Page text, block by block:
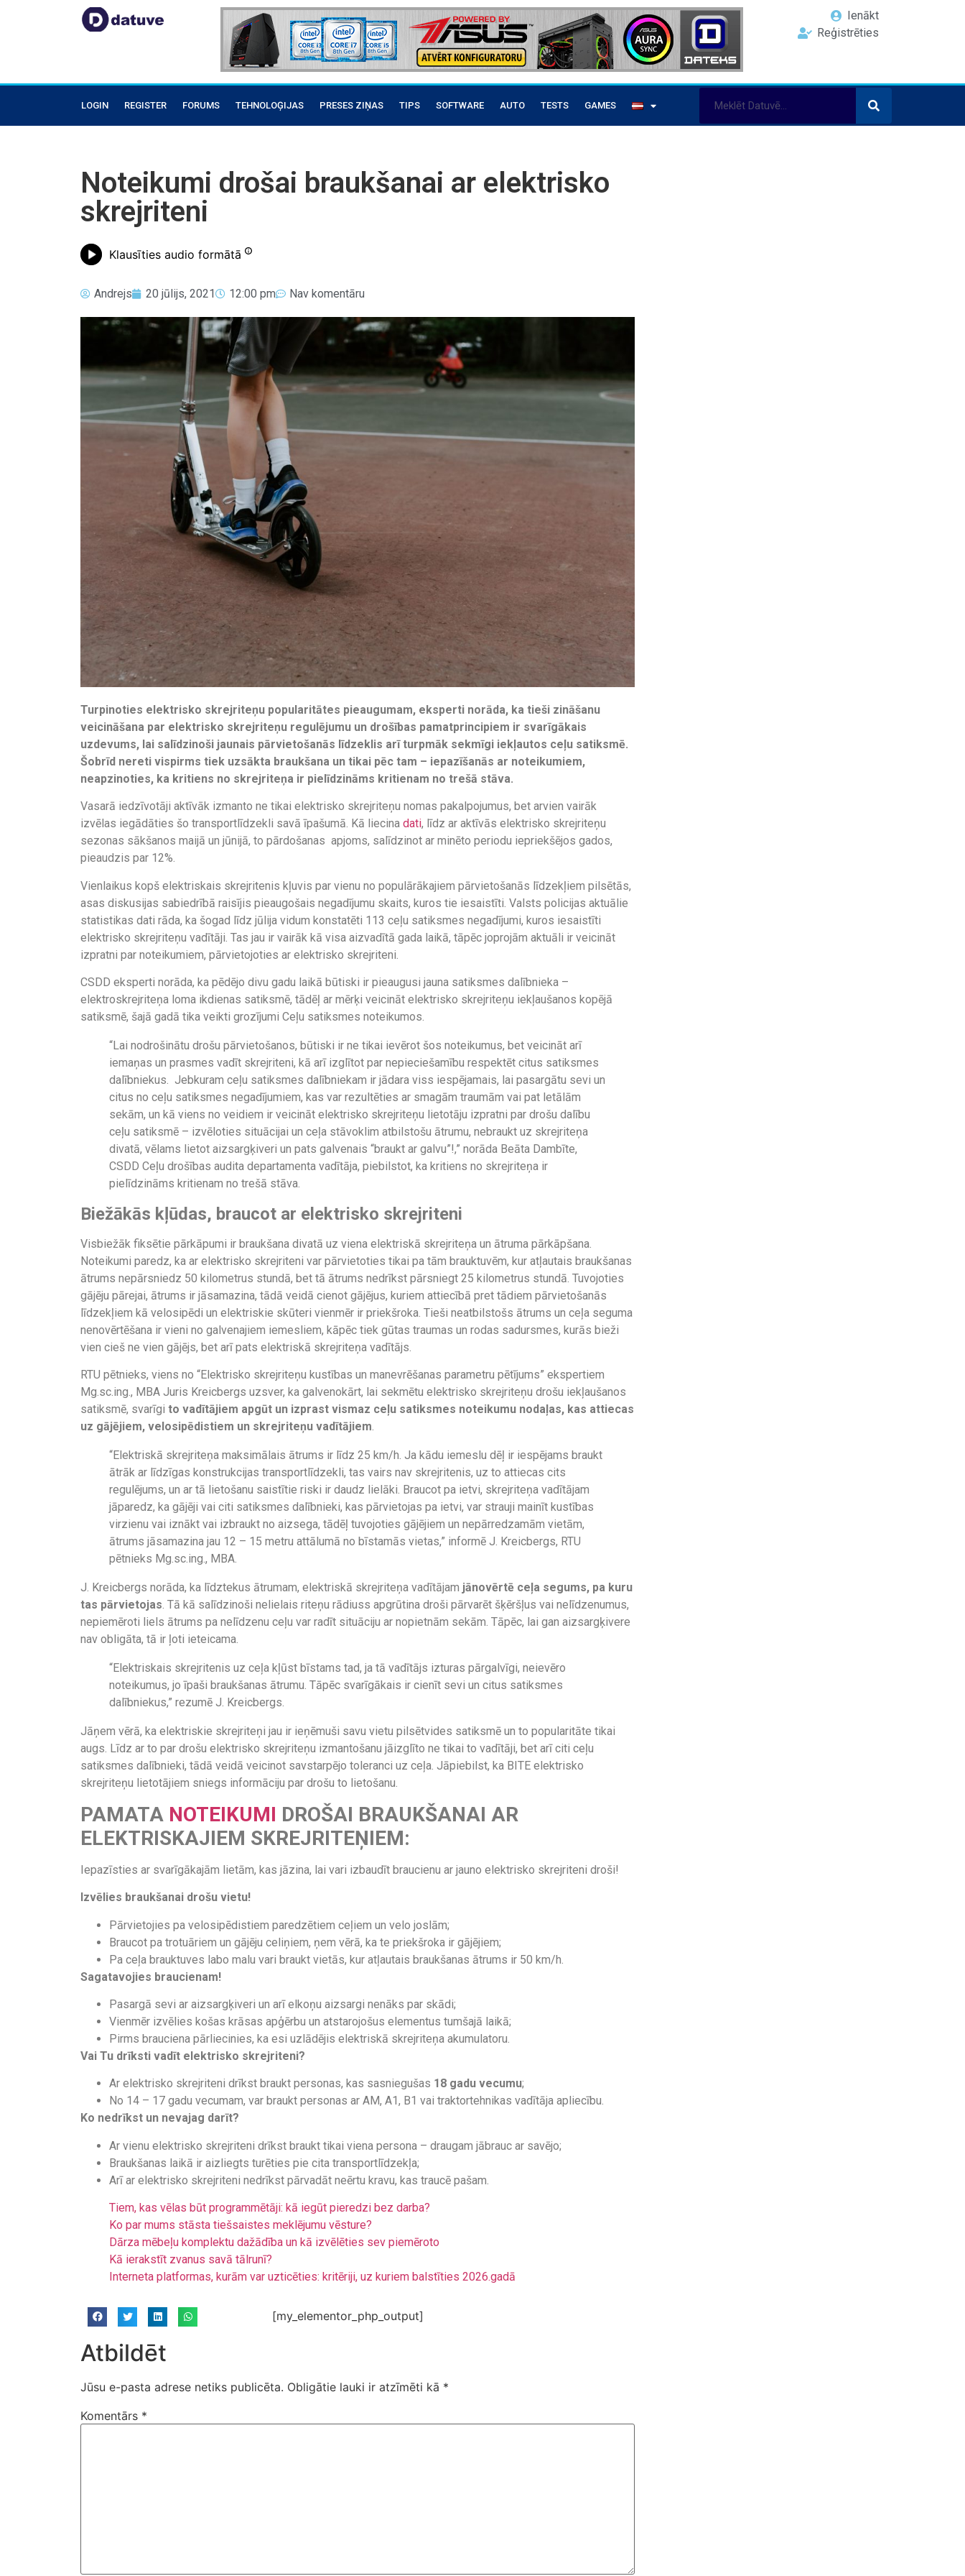
Ienākt
Reģistrēties
LOGIN REGISTER FORUMS TEHNOLOĢIJAS PRESES ZIŅAS TIPS SOFTWARE AUTO TESTS GAMES
Noteikumi drošai braukšanai ar elektrisko
skrejriteni
Klausīties audio formātā
Andrejs 20 jūlijs, 2021 12:00 pm Nav komentāru
Turpinoties elektrisko skrejriteņu popularitātes pieaugumam, eksperti norāda, ka tieši zināšanu
veicināšana par elektrisko skrejriteņu regulējumu un drošības pamatprincipiem ir svarīgākais
uzdevums, lai salīdzinoši jaunais pārvietošanās līdzeklis arī turpmāk sekmīgi iekļautos ceļu satiksmē.
Šobrīd nereti vispirms tiek uzsākta braukšana un tikai pēc tam – iepazīšanās ar noteikumiem,
neapzinoties, ka kritiens no skrejriteņa ir pielīdzināms kritienam no trešā stāva.
Vasarā iedzīvotāji aktīvāk izmanto ne tikai elektrisko skrejriteņu nomas pakalpojumus, bet arvien vairāk
izvēlas iegādāties šo transportlīdzekli savā īpašumā. Kā liecina dati, līdz ar aktīvās elektrisko skrejriteņu
sezonas sākšanos maijā un jūnijā, to pārdošanas apjoms, salīdzinot ar minēto periodu iepriekšējos gados,
pieaudzis par 12%.
Vienlaikus kopš elektriskais skrejritenis kļuvis par vienu no populārākajiem pārvietošanās līdzekļiem pilsētās,
asas diskusijas sabiedrībā raisījis pieaugošais negadījumu skaits, kuros tie iesaistīti. Valsts policijas aktuālie
statistikas dati rāda, ka šogad līdz jūlija vidum konstatēti 113 ceļu satiksmes negadījumi, kuros iesaistīti
elektrisko skrejriteņu vadītāji. Tas jau ir vairāk kā visa aizvadītā gada laikā, tāpēc joprojām aktuāli ir veicināt
izpratni par noteikumiem, pārvietojoties ar elektrisko skrejriteni.
CSDD eksperti norāda, ka pēdējo divu gadu laikā būtiski ir pieaugusi jauna satiksmes dalībnieka –
elektroskrejriteņa loma ikdienas satiksmē, tādēļ ar mērķi veicināt elektrisko skrejriteņu iekļaušanos kopējā
satiksmē, šajā gadā tika veikti grozījumi Ceļu satiksmes noteikumos.
“Lai nodrošinātu drošu pārvietošanos, būtiski ir ne tikai ievērot šos noteikumus, bet veicināt arī
iemaņas un prasmes vadīt skrejriteni, kā arī izglītot par nepieciešamību respektēt citus satiksmes
dalībniekus. Jebkuram ceļu satiksmes dalībniekam ir jādara viss iespējamais, lai pasargātu sevi un
citus no ceļu satiksmes negadījumiem, kas var rezultēties ar smagām traumām vai pat letālām
sekām, un kā viens no veidiem ir veicināt elektrisko skrejriteņu lietotāju izpratni par drošu dalību
ceļu satiksmē – izvēloties situācijai un ceļa stāvoklim atbilstošu ātrumu, nebraukt uz skrejriteņa
divatā, vēlams lietot aizsargķiveri un pats galvenais “braukt ar galvu”!,” norāda Beāta Dambīte,
CSDD Ceļu drošības audita departamenta vadītāja, piebilstot, ka kritiens no skrejriteņa ir
pielīdzināms kritienam no trešā stāva.
Biežākās kļūdas, braucot ar elektrisko skrejriteni
Visbiežāk fiksētie pārkāpumi ir braukšana divatā uz viena elektriskā skrejriteņa un ātruma pārkāpšana.
Noteikumi paredz, ka ar elektrisko skrejriteni var pārvietoties tikai pa tām brauktuvēm, kur atļautais braukšanas
ātrums nepārsniedz 50 kilometrus stundā, bet tā ātrums nedrīkst pārsniegt 25 kilometrus stundā. Tuvojoties
gājēju pārejai, ātrums ir jāsamazina, tādā veidā cienot gājējus, kuriem attiecībā pret tādiem pārvietošanās
līdzekļiem kā velosipēdi un elektriskie skūteri vienmēr ir priekšroka. Tieši neatbilstošs ātrums un ceļa seguma
nenovērtēšana ir vieni no galvenajiem iemesliem, kāpēc tiek gūtas traumas un rodas sadursmes, kurās bieži
vien cieš ne vien gājējs, bet arī pats elektriskā skrejriteņa vadītājs.
RTU pētnieks, viens no “Elektrisko skrejriteņu kustības un manevrēšanas parametru pētījums” ekspertiem
Mg.sc.ing., MBA Juris Kreicbergs uzsver, ka galvenokārt, lai sekmētu elektrisko skrejriteņu drošu iekļaušanos
satiksmē, svarīgi to vadītājiem apgūt un izprast vismaz ceļu satiksmes noteikumu nodaļas, kas attiecas
uz gājējiem, velosipēdistiem un skrejriteņu vadītājiem.
“Elektriskā skrejriteņa maksimālais ātrums ir līdz 25 km/h. Ja kādu iemeslu dēļ ir iespējams braukt
ātrāk ar līdzīgas konstrukcijas transportlīdzekli, tas vairs nav skrejritenis, uz to attiecas cits
regulējums, un ar tā lietošanu saistītie riski ir daudz lielāki. Braucot pa ietvi, skrejriteņa vadītājam
jāparedz, ka gājēji vai citi satiksmes dalībnieki, kas pārvietojas pa ietvi, var strauji mainīt kustības
virzienu vai iznākt vai izbraukt no aizsega, tādēļ tuvojoties gājējiem un nepārredzamām vietām,
ātrums jāsamazina jau 12 – 15 metru attālumā no bīstamās vietas,” informē J. Kreicbergs, RTU
pētnieks Mg.sc.ing., MBA.
J. Kreicbergs norāda, ka līdztekus ātrumam, elektriskā skrejriteņa vadītājam jānovērtē ceļa segums, pa kuru
tas pārvietojas. Tā kā salīdzinoši nelielais riteņu rādiuss apgrūtina droši pārvarēt šķēršļus vai nelīdzenumus,
nepiemēroti liels ātrums pa nelīdzenu ceļu var radīt situāciju ar nopietnām sekām. Tāpēc, lai gan aizsargķivere
nav obligāta, tā ir ļoti ieteicama.
“Elektriskais skrejritenis uz ceļa kļūst bīstams tad, ja tā vadītājs izturas pārgalvīgi, neievēro
noteikumus, jo īpaši braukšanas ātrumu. Tāpēc svarīgākais ir cienīt sevi un citus satiksmes
dalībniekus,” rezumē J. Kreicbergs.
Jāņem vērā, ka elektriskie skrejriteņi jau ir ieņēmuši savu vietu pilsētvides satiksmē un to popularitāte tikai
augs. Līdz ar to par drošu elektrisko skrejriteņu izmantošanu jāizglīto ne tikai to vadītāji, bet arī citi ceļu
satiksmes dalībnieki, tādā veidā veicinot savstarpējo toleranci uz ceļa. Jāpiebilst, ka BITE elektrisko
skrejriteņu lietotājiem sniegs informāciju par drošu to lietošanu.
PAMATA NOTEIKUMI DROŠAI BRAUKŠANAI AR
ELEKTRISKAJIEM SKREJRITEŅIEM:
Iepazīsties ar svarīgākajām lietām, kas jāzina, lai vari izbaudīt braucienu ar jauno elektrisko skrejriteni droši!
Izvēlies braukšanai drošu vietu!
Pārvietojies pa velosipēdistiem paredzētiem ceļiem un velo joslām;
Braucot pa trotuāriem un gājēju celiņiem, ņem vērā, ka te priekšroka ir gājējiem;
Pa ceļa brauktuves labo malu vari braukt vietās, kur atļautais braukšanas ātrums ir 50 km/h.
Sagatavojies braucienam!
Pasargā sevi ar aizsargķiveri un arī elkoņu aizsargi nenāks par skādi;
Vienmēr izvēlies košas krāsas apģērbu un atstarojošus elementus tumšajā laikā;
Pirms brauciena pārliecinies, ka esi uzlādējis elektriskā skrejriteņa akumulatoru.
Vai Tu drīksti vadīt elektrisko skrejriteni?
Ar elektrisko skrejriteni drīkst braukt personas, kas sasniegušas 18 gadu vecumu;
No 14 – 17 gadu vecumam, var braukt personas ar AM, A1, B1 vai traktortehnikas vadītāja apliecību.
Ko nedrīkst un nevajag darīt?
Ar vienu elektrisko skrejriteni drīkst braukt tikai viena persona – draugam jābrauc ar savējo;
Braukšanas laikā ir aizliegts turēties pie cita transportlīdzekļa;
Arī ar elektrisko skrejriteni nedrīkst pārvadāt neērtu kravu, kas traucē pašam.
Tiem, kas vēlas būt programmētāji: kā iegūt pieredzi bez darba?
Ko par mums stāsta tiešsaistes meklējumu vēsture?
Dārza mēbeļu komplektu dažādība un kā izvēlēties sev piemēroto
Kā ierakstīt zvanus savā tālrunī?
Interneta platformas, kurām var uzticēties: kritēriji, uz kuriem balstīties 2026.gadā
[my_elementor_php_output]
Atbildēt
Jūsu e-pasta adrese netiks publicēta. Obligātie lauki ir atzīmēti kā *
Komentārs *